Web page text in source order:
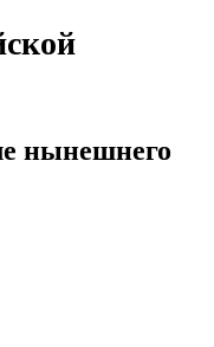
нынешнего